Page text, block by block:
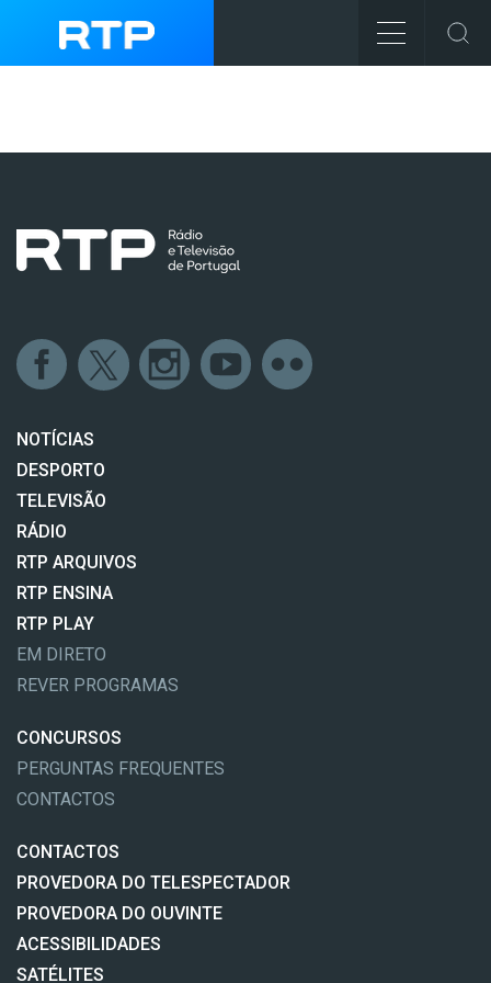
NOTÍCIAS
DESPORTO
TELEVISÃO
RÁDIO
RTP ARQUIVOS
RTP ENSINA
RTP PLAY
EM DIRETO
REVER PROGRAMAS
CONCURSOS
PERGUNTAS FREQUENTES
CONTACTOS
CONTACTOS
PROVEDORA DO TELESPECTADOR
PROVEDORA DO OUVINTE
ACESSIBILIDADES
SATÉLITES